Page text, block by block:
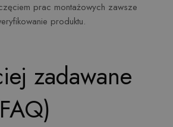
prac montażowych zawsze
produktu.
zadawane